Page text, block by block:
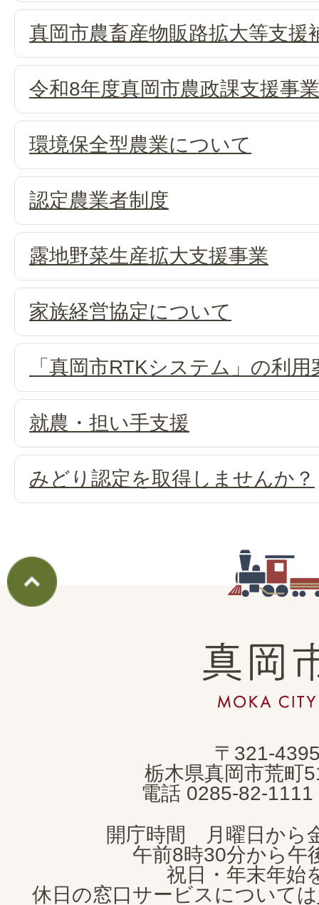
真岡市農畜産物販路拡大等支援
令和8年度真岡市農政課支援事
環境保全型農業について
認定農業者制度
露地野菜生産拡大支援事業
家族経営協定について
「真岡市RTKシステム」の利
就農・担い手支援
みどり認定を取得しませんか？
真
岡
市
CITY
〒321-
栃木県真岡市荒町
電話 0285-82-1111
開庁時間 月曜日から
午前8時30分から午
祝日・年末年始
休日の窓口サービスについては